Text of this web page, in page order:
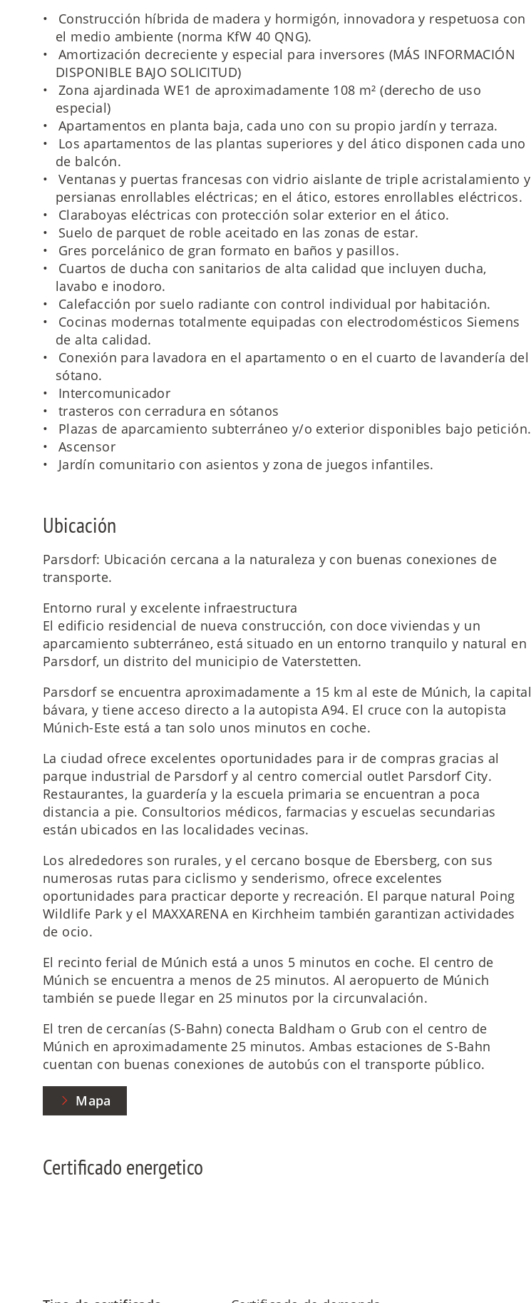
Construcción híbrida de madera y hormigón, innovadora y respetuosa con
el medio ambiente (norma KfW 40 QNG).
Amortización decreciente y especial para inversores (MÁS INFORMACIÓN
DISPONIBLE BAJO SOLICITUD)
Zona ajardinada WE1 de aproximadamente 108 m² (derecho de uso
especial)
Apartamentos en planta baja, cada uno con su propio jardín y terraza.
Los apartamentos de las plantas superiores y del ático disponen cada uno
de balcón.
Ventanas y puertas francesas con vidrio aislante de triple acristalamiento y
persianas enrollables eléctricas; en el ático, estores enrollables eléctricos.
Claraboyas eléctricas con protección solar exterior en el ático.
Suelo de parquet de roble aceitado en las zonas de estar.
Gres porcelánico de gran formato en baños y pasillos.
Cuartos de ducha con sanitarios de alta calidad que incluyen ducha,
lavabo e inodoro.
Calefacción por suelo radiante con control individual por habitación.
Cocinas modernas totalmente equipadas con electrodomésticos Siemens
de alta calidad.
Conexión para lavadora en el apartamento o en el cuarto de lavandería del
sótano.
Intercomunicador
trasteros con cerradura en sótanos
Plazas de aparcamiento subterráneo y/o exterior disponibles bajo petición.
Ascensor
Jardín comunitario con asientos y zona de juegos infantiles.
Ubicación
Parsdorf: Ubicación cercana a la naturaleza y con buenas conexiones de
transporte.
Entorno rural y excelente infraestructura
El edificio residencial de nueva construcción, con doce viviendas y un
aparcamiento subterráneo, está situado en un entorno tranquilo y natural en
Parsdorf, un distrito del municipio de Vaterstetten.
Parsdorf se encuentra aproximadamente a 15 km al este de Múnich, la capital
bávara, y tiene acceso directo a la autopista A94. El cruce con la autopista
Múnich-Este está a tan solo unos minutos en coche.
La ciudad ofrece excelentes oportunidades para ir de compras gracias al
parque industrial de Parsdorf y al centro comercial outlet Parsdorf City.
Restaurantes, la guardería y la escuela primaria se encuentran a poca
distancia a pie. Consultorios médicos, farmacias y escuelas secundarias
están ubicados en las localidades vecinas.
Los alrededores son rurales, y el cercano bosque de Ebersberg, con sus
numerosas rutas para ciclismo y senderismo, ofrece excelentes
oportunidades para practicar deporte y recreación. El parque natural Poing
Wildlife Park y el MAXXARENA en Kirchheim también garantizan actividades
de ocio.
El recinto ferial de Múnich está a unos 5 minutos en coche. El centro de
Múnich se encuentra a menos de 25 minutos. Al aeropuerto de Múnich
también se puede llegar en 25 minutos por la circunvalación.
El tren de cercanías (S-Bahn) conecta Baldham o Grub con el centro de
Múnich en aproximadamente 25 minutos. Ambas estaciones de S-Bahn
cuentan con buenas conexiones de autobús con el transporte público.
Mapa
Certificado energetico